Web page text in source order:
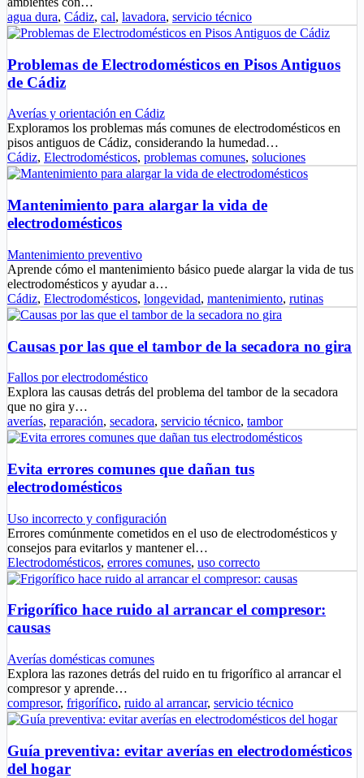
agua dura, Cádiz, cal, lavadora, servicio técnico
Problemas de Electrodomésticos en Pisos Antiguos
de Cádiz
Averías y orientación en Cádiz
Exploramos los problemas más comunes de electrodomésticos en
pisos antiguos de Cádiz, considerando la humedad…
Cádiz, Electrodomésticos, problemas comunes, soluciones
Mantenimiento para alargar la vida de
electrodomésticos
Mantenimiento preventivo
Aprende cómo el mantenimiento básico puede alargar la vida de tus
electrodomésticos y ayudar a…
Cádiz, Electrodomésticos, longevidad, mantenimiento, rutinas
Causas por las que el tambor de la secadora no gira
Fallos por electrodoméstico
Explora las causas detrás del problema del tambor de la secadora
que no gira y…
averías, reparación, secadora, servicio técnico, tambor
Evita errores comunes que dañan tus
electrodomésticos
Uso incorrecto y configuración
Errores comúnmente cometidos en el uso de electrodomésticos y
consejos para evitarlos y mantener el…
Electrodomésticos, errores comunes, uso correcto
Frigorífico hace ruido al arrancar el compresor:
causas
Averías domésticas comunes
Explora las razones detrás del ruido en tu frigorífico al arrancar el
compresor y aprende…
compresor, frigorífico, ruido al arrancar, servicio técnico
Guía preventiva: evitar averías en electrodomésticos
del hogar